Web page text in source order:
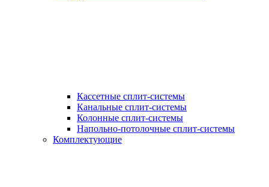
Кассетные сплит-системы
Канальные сплит-системы
Колонные сплит-системы
Напольно-потолочные сплит-системы
Комплектующие